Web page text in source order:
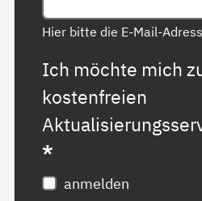
Hier bitte die E-Mail-
Ich möchte mich
kostenfreien
*
anmelden